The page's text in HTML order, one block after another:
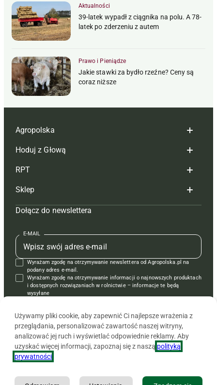
Aktualności
39-latek wypadł z ciągnika na polu. A 78-
latek po zderzeniu z autem
Prawo i Pieniądze
Jakie stawki za bydło rzeźne? Ceny są
coraz niższe
Agropolska
Redakcja
Reklama
Tagi
Mapa serwisu
Kontakt
Regulamin
Polityka prywatności
Hoduj z Głową
Hoduj z głową bydło
Hoduj z głową świnie
Prenumerata
Redakcja
Kontakt
Reklama
RPT
Redakcja
Prenumerata
Reklama
Kontakt
Krzyżówki
Sklep
Czasopisma i prenumerata
Książki
Regulamin
Dołącz do newslettera
E-MAIL
Wyrażam zgodę na otrzymywanie newslettera od Agropolska.pl na
podany adres e-mail.
Wyrażam zgodę na otrzymywanie informacji o najnowszych produktach
i dostępnych rozwiązaniach w rolnictwie – informacje te będą
wysyłane
Używamy pliki cookie, aby zapewnić Ci najlepsze wrażenia z
przeglądania, personalizować zawartość naszej witryny,
analizować jej ruch i wyświetlać odpowiednie reklamy. Aby
uzyskać więcej informacji, zapoznaj się z naszą polityką
prywatności